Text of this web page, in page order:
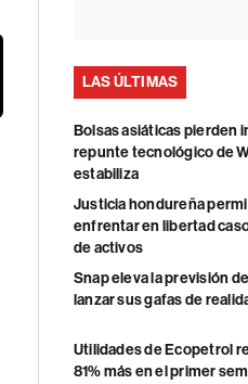
LAS ÚLTIMAS
Bolsas asiáticas pierden
repunte tecnológico de
estabiliza
Justicia hondureña
enfrentar en libertad
de activos
Snap eleva la previsión
lanzar sus gafas de
Utilidades de Ecopetrol
81% más en el primer